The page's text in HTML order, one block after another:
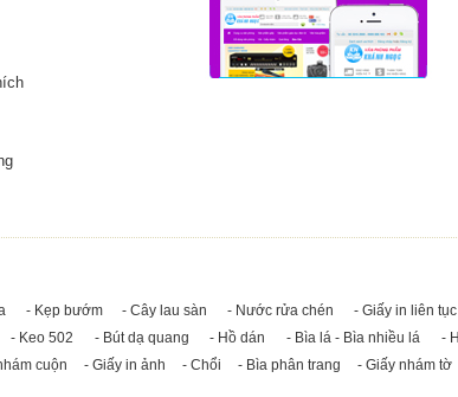
- Kẹp bướm - Cây lau sàn - Nước rửa chén - Giấy in liên tục
- Keo 502 - Bút dạ quang - Hồ dán - Bìa lá - Bìa nhiều lá -
cuộn - Giấy in ảnh - Chổi - Bìa phân trang - Giấy nhám tờ